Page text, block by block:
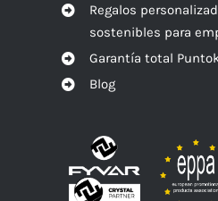
Regalos
sostenibles para
Garantía total
Blog